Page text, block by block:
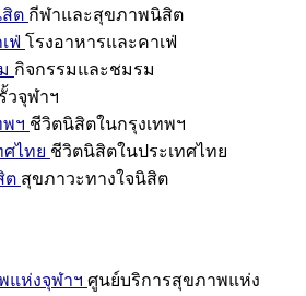
ต กีฬาและสุขภาพนิสิต
ฟ่ โรงอาหารและคาเฟ่
กิจกรรมและชมรม
วจุฬาฯ
พฯ ชีวิตนิสิตในกรุงเทพฯ
ศไทย ชีวิตนิสิตในประเทศไทย
ต สุขภาวะทางใจนิสิต
แห่งจุฬาฯ ศูนย์บริการสุขภาพแห่ง